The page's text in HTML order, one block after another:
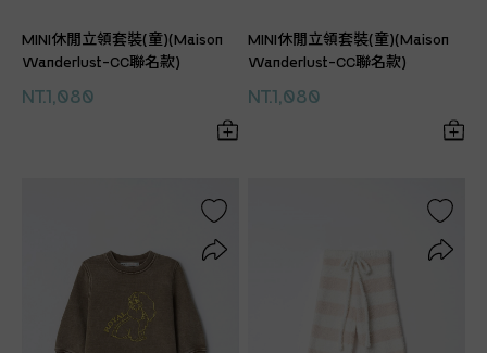
MINI休閒立領套裝(童)(Maison
Wanderlust-CC聯名款)
NT.1,080
MINI休閒立領套裝(童)(Maison
Wanderlust-CC聯名款)
NT.1,080